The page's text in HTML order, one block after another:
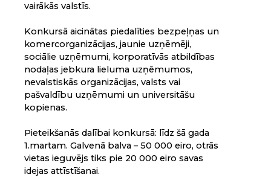
vairākās valstīs.
Konkursā aicinātas piedalīties bezpeļņas un
komercorganizācijas, jaunie uzņēmēji,
sociālie uzņēmumi, korporatīvās atbildības
nodaļas jebkura lieluma uzņēmumos,
nevalstiskās organizācijas, valsts vai
pašvaldību uzņēmumi un universitāšu
kopienas.
Pieteikšanās dalībai konkursā: līdz šā gada
1.martam. Galvenā balva – 50 000 eiro, otrās
vietas ieguvējs tiks pie 20 000 eiro savas
idejas attīstīšanai.